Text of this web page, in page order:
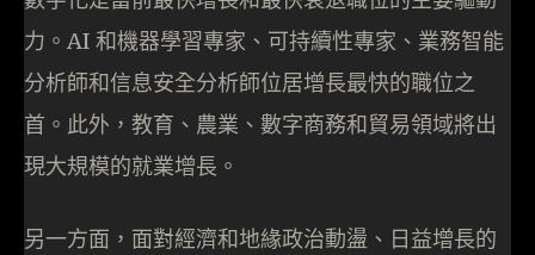
力。AI 和機器學習專家、可持續性專家、業務智能
分析師和信息安全分析師位居增長最快的職位之
首。此外，教育、農業、數字商務和貿易領域將出
現大規模的就業增長。
另一方面，面對經濟和地緣政治動盪、日益增長的